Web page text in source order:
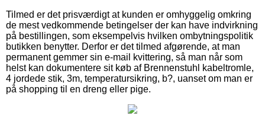
Tilmed er det prisværdigt at kunden er omhyggelig omkring
de mest vedkommende betingelser der kan have indvirkning
på bestillingen, som eksempelvis hvilken ombytningspolitik
butikken benytter. Derfor er det tilmed afgørende, at man
permanent gemmer sin e-mail kvittering, så man når som
helst kan dokumentere sit køb af Brennenstuhl kabeltromle,
4 jordede stik, 3m, temperatursikring, b?, uanset om man er
på shopping til en dreng eller pige.